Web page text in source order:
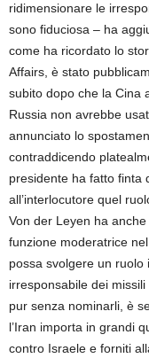
ridimensionare le
sono fiduciosa – ha
come ha ricordato lo
Affairs, è stato
subito dopo che la Cina
Russia non avrebbe
annunciato lo
contraddicendo
presidente ha fatto finta
all’interlocutore quel
Von der Leyen ha
funzione moderatrice
possa svolgere un
irresponsabile dei missili
pur senza nominarli, è
l’Iran importa in grandi
contro Israele e forniti